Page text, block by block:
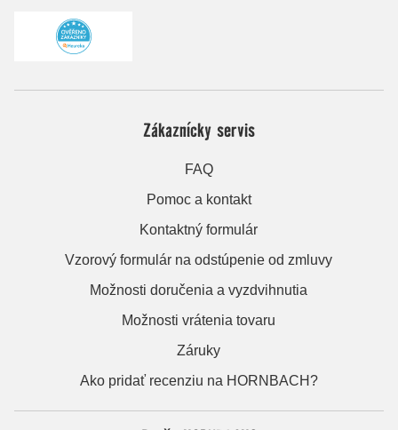
Zákaznícky servis
FAQ
Pomoc a kontakt
Kontaktný formulár
Vzorový formulár na odstúpenie od zmluvy
Možnosti doručenia a vyzdvihnutia
Možnosti vrátenia tovaru
Záruky
Ako pridať recenziu na HORNBACH?